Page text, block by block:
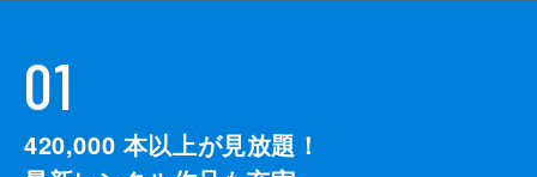
01
420,000 本以上が見放題！